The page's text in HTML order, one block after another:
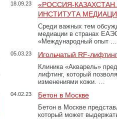
18.09.23
«РОССИЯ-
ИНСТИТУТА
Среди важных тем
медиации в странах
«Международный опыт …
05.03.23 Игольчатый RF-
Клиника «Акварель»
лифтинг, который
изменениями кожи. …
04.02.23 Бетон в Москве
Бетон в Москве
который может